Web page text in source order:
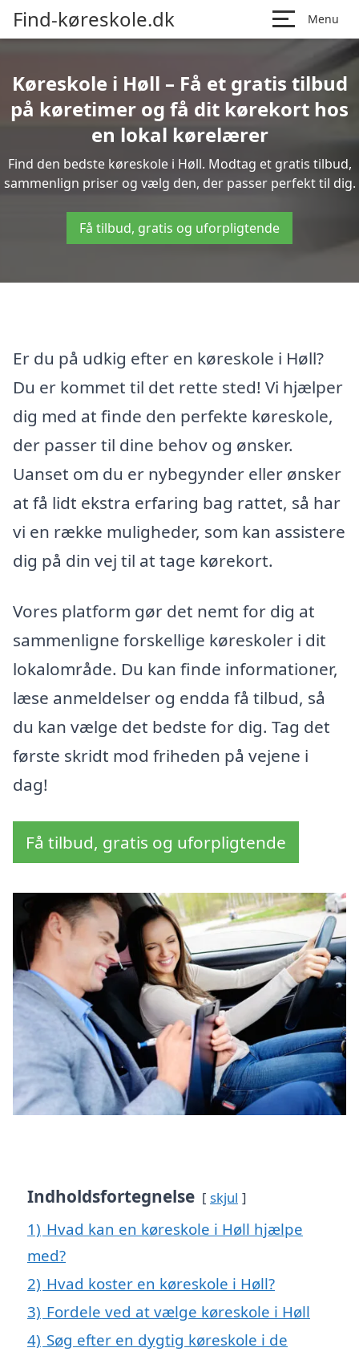
Find-køreskole.dk Menu
Køreskole i Høll – Få et gratis tilbud
på køretimer og få dit kørekort hos
en lokal kørelærer
Find den bedste køreskole i Høll. Modtag et gratis tilbud,
sammenlign priser og vælg den, der passer perfekt til dig.
Få tilbud, gratis og uforpligtende
Er du på udkig efter en køreskole i Høll?
Du er kommet til det rette sted! Vi hjælper
dig med at finde den perfekte køreskole,
der passer til dine behov og ønsker.
Uanset om du er nybegynder eller ønsker
at få lidt ekstra erfaring bag rattet, så har
vi en række muligheder, som kan assistere
dig på din vej til at tage kørekort.
Vores platform gør det nemt for dig at
sammenligne forskellige køreskoler i dit
lokalområde. Du kan finde informationer,
læse anmeldelser og endda få tilbud, så
du kan vælge det bedste for dig. Tag det
første skridt mod friheden på vejene i
dag!
Få tilbud, gratis og uforpligtende
Indholdsfortegnelse skjul
1) Hvad kan en køreskole i Høll hjælpe
med?
2) Hvad koster en køreskole i Høll?
3) Fordele ved at vælge køreskole i Høll
4) Søg efter en dygtig køreskole i de